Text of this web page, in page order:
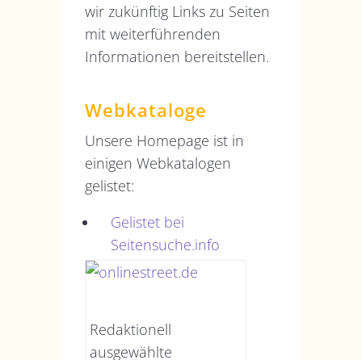
wir zukünftig Links zu Seiten
mit weiterführenden
Informationen bereitstellen.
Webkataloge
Unsere Homepage ist in
einigen Webkatalogen
gelistet:
Gelistet bei
Seitensuche.info
Redaktionell
ausgewählte